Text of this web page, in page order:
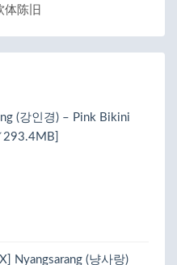
体陈旧
(강인경) – Pink Bikini
293.4MB]
Nyangsarang (냥사랑)